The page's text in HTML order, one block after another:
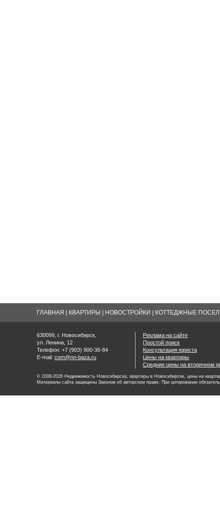
ГЛАВНАЯ КВАРТИРЫ НОВОСТРОЙКИ КОТТЕДЖНЫЕ
630099, г. Новосибирск,
ул. Ленина, 12
Телефон: +7 (903) 900-36-84
E-mail: com@nn-baza.ru
Реклама на сайте
Простой поиск
Консультация юриста
Цены на квартиры
Средние цены на вторичном
© 2008-2026 Недвижимость Новосибирска, квартиры в Новосибирске, цены на
Материалы сайта защищены Законом об авторском праве. При цитировании